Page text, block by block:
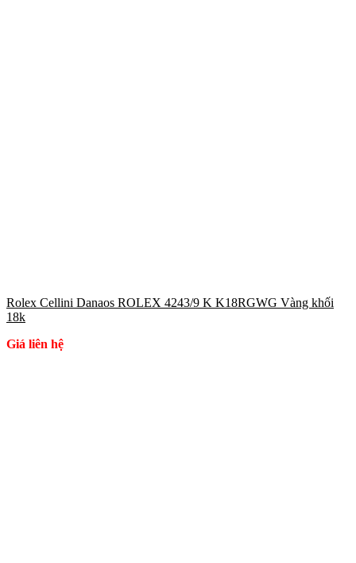
Rolex Cellini Danaos ROLEX 4243/9 K K18RGWG Vàng khối
18k
Giá liên hệ